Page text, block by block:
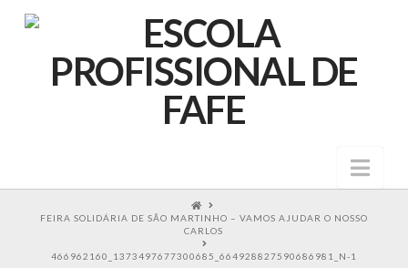
HOME
FEIRA SOLIDÁRIA DE SÃO MARTINHO – VAMOS AJUDAR O NOSSO
CARLOS
466962160_1373497677300685_664928827590686981_N-1